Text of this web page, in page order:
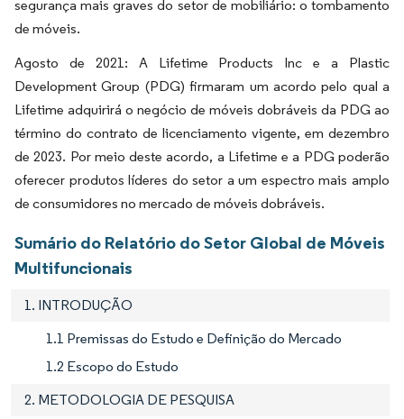
segurança mais graves do setor de mobiliário: o tombamento
de móveis.
Agosto de 2021: A Lifetime Products Inc e a Plastic
Development Group (PDG) firmaram um acordo pelo qual a
Lifetime adquirirá o negócio de móveis dobráveis da PDG ao
término do contrato de licenciamento vigente, em dezembro
de 2023. Por meio deste acordo, a Lifetime e a PDG poderão
oferecer produtos líderes do setor a um espectro mais amplo
de consumidores no mercado de móveis dobráveis.
Sumário do Relatório do Setor Global de Móveis
Multifuncionais
1. INTRODUÇÃO
1.1 Premissas do Estudo e Definição do Mercado
1.2 Escopo do Estudo
2. METODOLOGIA DE PESQUISA